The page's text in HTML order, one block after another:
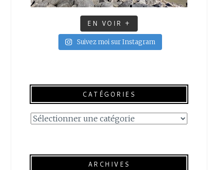
EN VOIR +
Suivez moi sur Instagram
CATÉGORIES
Catégories
ARCHIVES